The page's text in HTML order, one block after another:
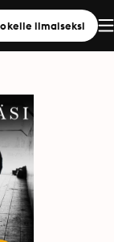
ilmaiseksi